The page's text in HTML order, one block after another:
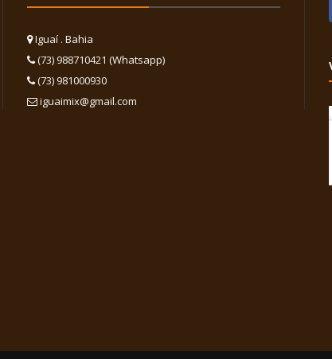
Iguaí . Bahia
(73) 988710421 (Whatsapp)
(73) 981000930
iguaimix@gmail.com